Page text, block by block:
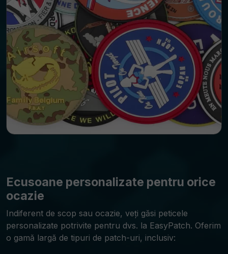
Ecusoane personalizate pentru orice
ocazie
Indiferent de scop sau ocazie, veți găsi peticele
personalizate potrivite pentru dvs. la EasyPatch. Oferim
o gamă largă de tipuri de patch-uri, inclusiv: